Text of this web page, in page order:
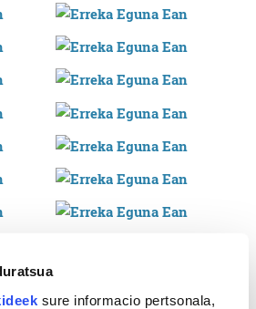
sure informacio pertsonala,